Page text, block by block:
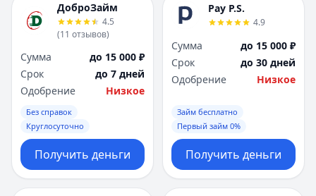
ДоброЗайм
4.5
(11 отзывов)
Сумма
до 15 000 ₽
Срок
до 7 дней
Одобрение
Низкое
Без справок
Круглосуточно
Получить деньги
Pay P.S.
4.9
Сумма
до 15 000 ₽
Срок
до 30 дней
Одобрение
Низкое
Займ бесплатно
Первый займ 0%
Получить деньги